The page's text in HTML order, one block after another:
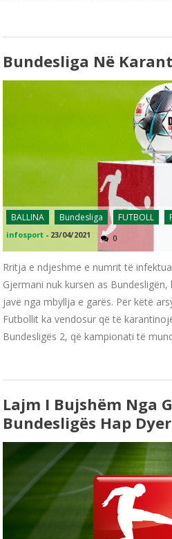
Bundesliga Në
BALLINA Bundesliga FUTBOLL
infosport - 23/04/2021 0
Rritja e ndjeshme e numrit të
Gjermani nuk kursen as
javë nga mbyllja e garës. Për këtë
Futbollit ka vendosur që të
Bundesligës 2, që kampionati të
Lajm I Bujshëm Nga
Bundesligës Hap